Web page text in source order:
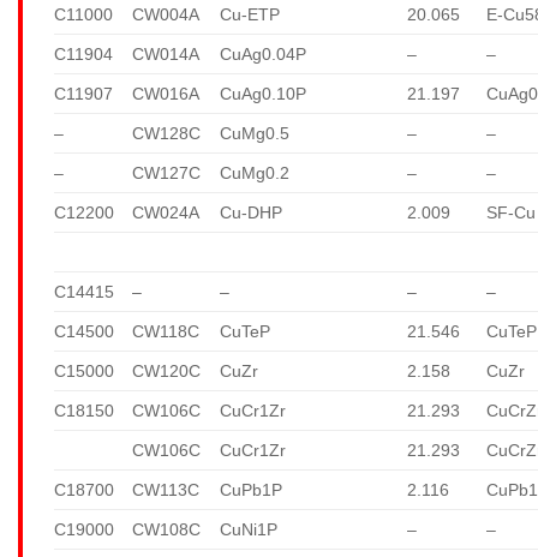
C11000 CW004A Cu-ETP 20.065 E-
C11904 CW014A CuAg0.04P – –
C11907 CW016A CuAg0.10P 21.197
– CW128C CuMg0.5 – –
– CW127C CuMg0.2 – –
C12200 CW024A Cu-DHP 2.009 SF-Cu
C14415 – – – –
C14500 CW118C CuTeP 21.546 CuTeP
C15000 CW120C CuZr 2.158 CuZr
C18150 CW106C CuCr1Zr 21.293
CW106C CuCr1Zr 21.293
C18700 CW113C CuPb1P 2.116
C19000 CW108C CuNi1P – –